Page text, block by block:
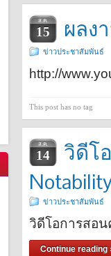
ส.ค.
15 ผลง
ข่าวประชาสัมพันธ์
http://
This post has no tag
ส.ค.
14
วิดีโ
ข่าวประชาสัมพันธ์
วิดีโอการสอ
Continue reading